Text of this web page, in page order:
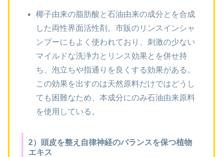
椰子由来の脂肪酸と石油由来の成分とを合成
した両性界面活性剤。市販のリンスインシャ
ンプーにもよく使われており、刺激の少ない
マイルドな洗浄力とリンス効果とを併せ持
ち、泡立ちや指通りを良くする効果がある。
この効果を出すのは天然原料だけではどうし
ても困難なため、本成分にのみ石油由来原料
を使用している。
2）頭皮を整え自律神経のバランスを保つ植物
エキス